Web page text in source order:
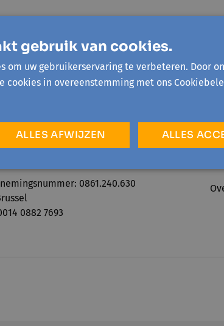
bereikbaar:
0861.240.630
0882 7693
gebruik van cookies.
om uw gebruikerservaring te verbeteren. Door
cookies in overeenstemming met ons
ALLES
ALLES AFWIJZEN